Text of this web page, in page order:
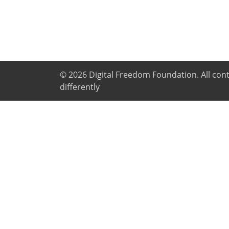
© 2026 Digital Freedom Foundation. All
differently